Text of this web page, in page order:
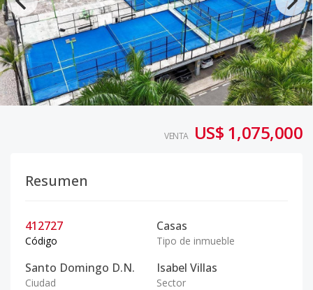
VENTA US$ 1,075,000
Resumen
412727
Código
Casas
Tipo de inmueble
Santo Domingo D.N.
Ciudad
Isabel Villas
Sector